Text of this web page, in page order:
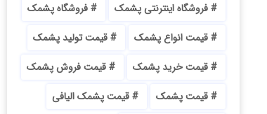
فروشگاه اینترنتی پشمک
فروشگاه پشمک
قیمت انواع پشمک
قیمت تولید پشمک
قیمت خرید پشمک
قیمت فروش پشمک
قیمت پشمک
قیمت پشمک الیافی